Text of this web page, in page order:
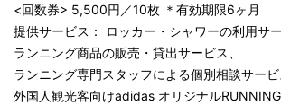
<回数券> 5,500円／10枚 ＊有効期限6ヶ月
提供サービス： ロッカー・シャワーの利用サ
ランニング商品の販売・貸出サービス、
ランニング専門スタッフによる個別相談サービ
外国人観光客向けadidas オリジナル